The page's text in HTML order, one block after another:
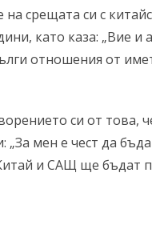
срещата си с
като каза: „Вие
отношения от
си от това,
мен е чест да
и САЩ ще бъдат